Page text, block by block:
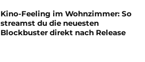
Kino-Feeling im Wohnzimmer: So
streamst du die neuesten
Blockbuster direkt nach Release